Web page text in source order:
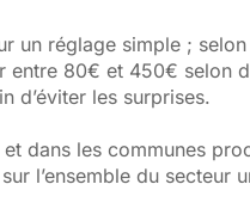
un réglage simple ;
entre 80€ et 450€ selon
d’éviter les surprises.
dans les communes
l’ensemble du secteur